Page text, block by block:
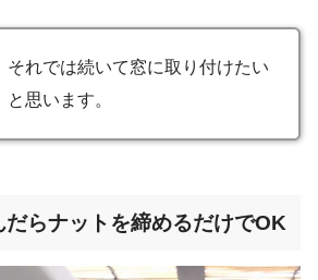
それでは続いて窓に取り付けたい
と思います。
らナットを締めるだけでOK